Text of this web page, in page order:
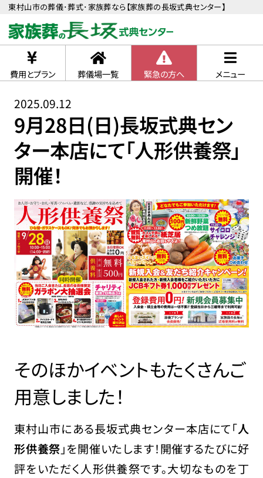
東村山市の葬儀･葬式･家族葬なら【家族葬の長坂式典センター】
費用とプラン 葬儀場一覧 緊急の方へ メニュー
2025.09.12
9月28日(日)長坂式典セン
ター本店にて「人形供養祭」
開催！
そのほかイベントもたくさんご
用意しました！
東村山市にある長坂式典センター本店にて「人
形供養祭 」を開催いたします！開催するたびに好
評をいただく人形供養祭です。大切なものを丁